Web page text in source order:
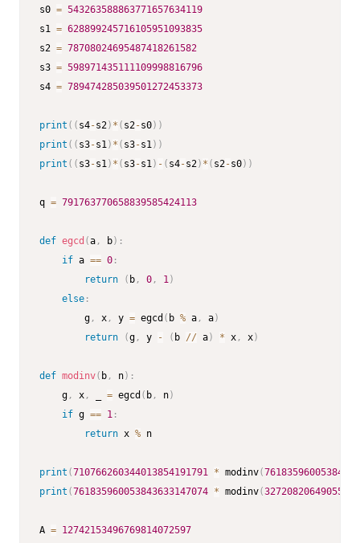
s0 = 543263588863771657634119
s1 = 628899245716105951093835
s2 = 78708024695487418261582
s3 = 598971435111109998816796
s4 = 789474285039501272453373
print ( ( s4-s2) * ( s2-s0) )
print ( ( s3-s1) * ( s3-s1) )
print ( ( s3-s1) * ( s3-s1) - ( s4-s2) * ( s2-s0) )
q = 791763770658839585424113
def egcd (a , b) :
if a == 0 :
return
( b , 0 , 1)
else :
        g
, x , y = egcd ( b % a , a)
return
(g , y - ( b // a) * x , x)
def modinv( b , n) :
    g
, x , = egcd ( b , n)
if g == 1 :
return x % n
print (710766260344013854191791 * modinv(
print (761835960053843633147074 * modinv(
A = 12742153496769814072597